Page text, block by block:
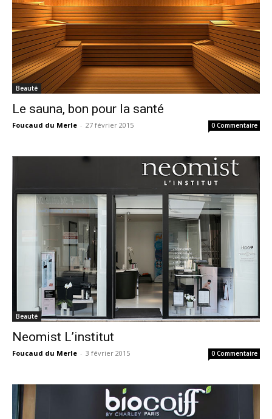
Beauté
Le sauna, bon pour la santé
Foucaud du Merle - 27 février 2015 0 Commentaire
Beauté
Neomist L’institut
Foucaud du Merle - 3 février 2015 0 Commentaire